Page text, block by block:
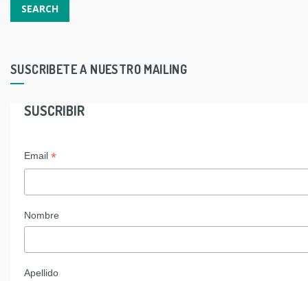
SUSCRIBETE A NUESTRO MAILING
SUSCRIBIR
Email *
Nombre
Apellido